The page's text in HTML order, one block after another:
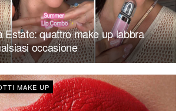
Estate: quattro make up labbra
occasione
MAKE UP